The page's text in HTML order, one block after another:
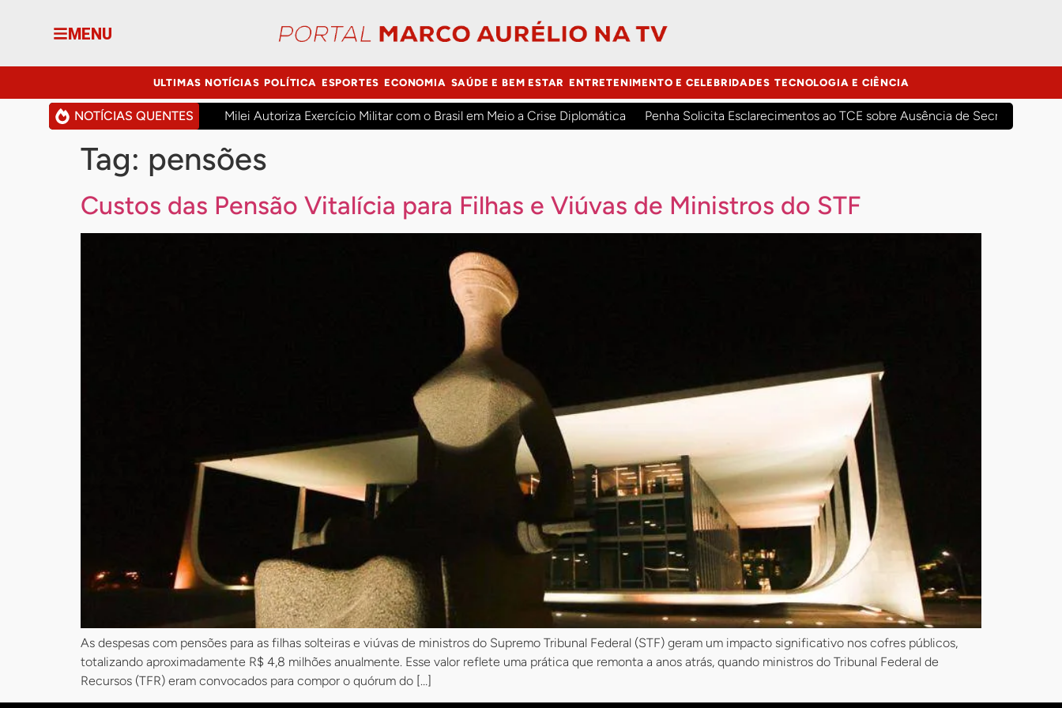
MENU
ULTIMAS NOTÍCIAS POLÍTICA ESPORTES ECONOMIA SAÚDE E BEM ESTAR ENTRETENIMENTO E CELEBRIDADES TECNOLOGIA E CIÊNCIA
NOTÍCIAS QUENTES Milei Autoriza Exercício Militar com o Brasil em Meio a Crise Diplomática Penha Solicita Esclarecimentos ao TCE sobre Ausência de Secretários
Tag: pensões
Custos das Pensão Vitalícia para Filhas e Viúvas de Ministros do STF
As despesas com pensões para as filhas solteiras e viúvas de ministros do Supremo Tribunal Federal (STF) geram um impacto significativo nos cofres públicos,
totalizando aproximadamente R$ 4,8 milhões anualmente. Esse valor reflete uma prática que remonta a anos atrás, quando ministros do Tribunal Federal de
Recursos (TFR) eram convocados para compor o quórum do […]